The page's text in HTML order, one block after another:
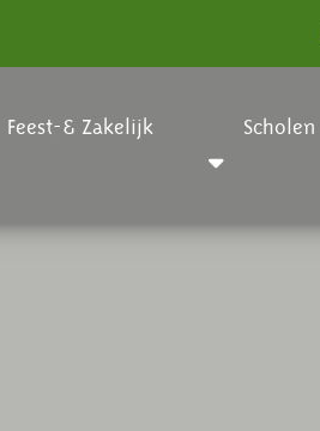
Feest-& Zakelijk Scholen